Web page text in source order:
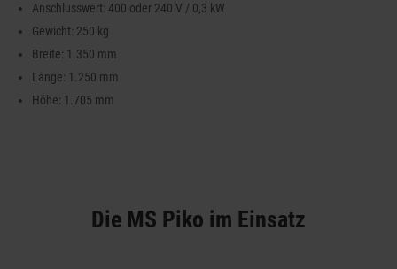
Anschlusswert: 400 oder 240 V / 0,3 kW
Gewicht: 250 kg
Breite: 1.350 mm
Länge: 1.250 mm
Höhe: 1.705 mm
Die MS Piko im Einsatz